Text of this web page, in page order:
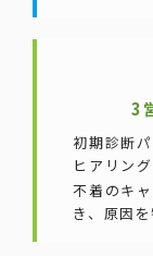
3
初期診断
ヒアリン
不着のキ
き、原因